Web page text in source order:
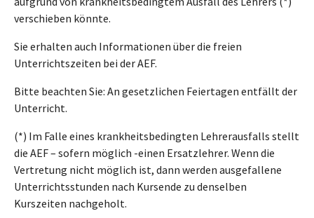
verschieben könnte.
Sie erhalten auch Informationen über die freien
Unterrichtszeiten bei der AEF.
Bitte beachten Sie: An gesetzlichen Feiertagen entfällt der
Unterricht.
(*) Im Falle eines krankheitsbedingten Lehrerausfalls stellt
die AEF – sofern möglich -einen Ersatzlehrer. Wenn die
Vertretung nicht möglich ist, dann werden ausgefallene
Unterrichtsstunden nach Kursende zu denselben
Kurszeiten nachgeholt.